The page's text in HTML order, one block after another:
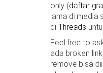
only (daftar
lama di media
di Threads
Feel free to
ada broken
remove bisa